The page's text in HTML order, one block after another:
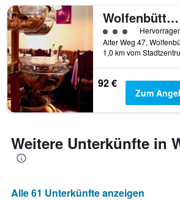
Y-
Achse,
die
den
durchschnittlichen
Zimmerpreis
anzeigt.
Wolfenbüttel/Hotel Landhaus Duerkop
1,0 km vom
92 €
Zum
Weitere Unterkünfte in
Alle 61 Unterkünfte anzeigen